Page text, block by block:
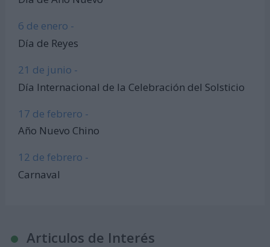
6 de enero -
Día de Reyes
21 de junio -
Día Internacional de la Celebración del Solsticio
17 de febrero -
Año Nuevo Chino
12 de febrero -
Carnaval
Articulos de Interés